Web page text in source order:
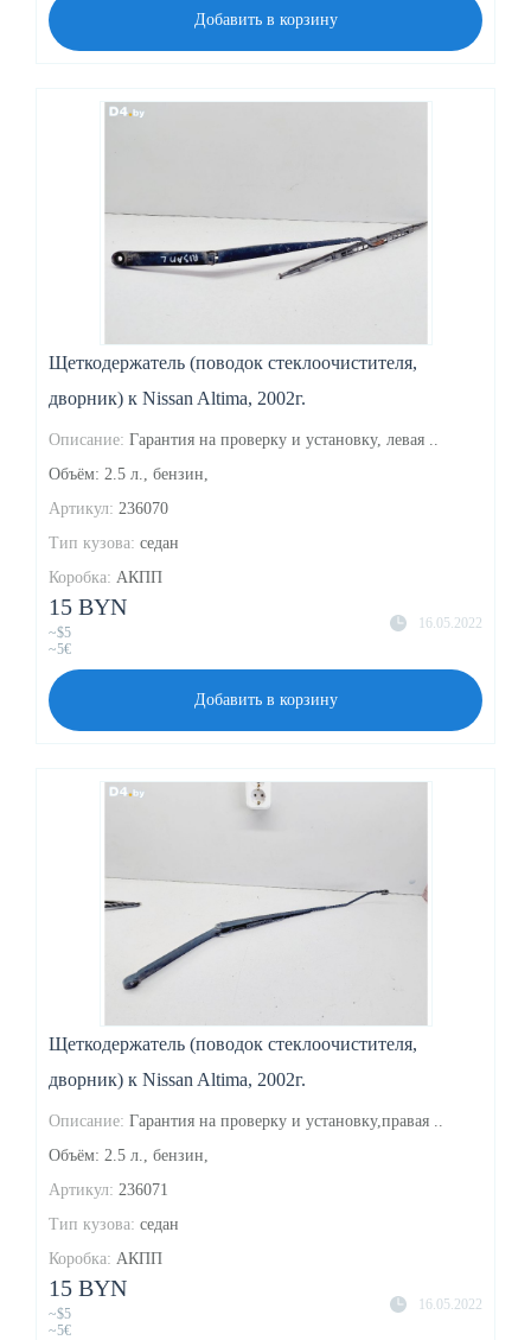
Добавить в корзину
Щеткодержатель (поводок стеклоочистителя,
дворник) к Nissan Altima, 2002г.
Описание: Гарантия на проверку и установку, левая ..
Объём: 2.5 л., бензин,
Артикул: 236070
Тип кузова: седан
Коробка: АКПП
16.05.2022
15 BYN
~$5
~5€
Добавить в корзину
Щеткодержатель (поводок стеклоочистителя,
дворник) к Nissan Altima, 2002г.
Описание: Гарантия на проверку и установку,правая ..
Объём: 2.5 л., бензин,
Артикул: 236071
Тип кузова: седан
Коробка: АКПП
16.05.2022
15 BYN
~$5
~5€